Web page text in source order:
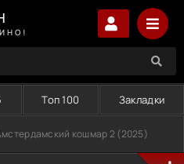
Топ 100 Закладки
кошмар 2 (2025)